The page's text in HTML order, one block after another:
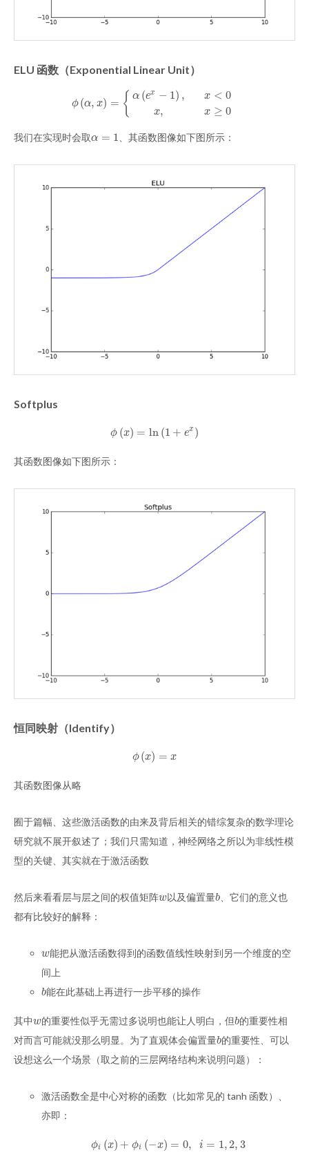
ELU 函数（Exponential Linear Unit）
ϕ (α, x) = { α (ex − 1 ) ,
x,
x < 0
x ≥ 0
ϕ(α ,x) ={ x <0x
我们在实现时会取α = 1
α= 1 、其函数图像如下图所示：
Softplus
ϕ (x) = ln (1 + ex )
ϕ( x)= ln(1+ ex)
其函数图像如下图所示：
恒同映射（Identify）
ϕ (x) = x
ϕ(x =x
其函数图像从略
囿于篇幅、这些激活函数的由来及背后相关的错综复杂的数学理论
研究就不展开叙述了；我们只需知道，神经网络之所以为非线性模
型的关键、其实就在于激活函数
然后来看看层与层之间的权值矩阵w
w以及偏置量b
b、它们的意义也
都有比较好的解释：
w
w能把从激活函数得到的函数值线性映射到另一个维度的空
间上
b
b能在此基础上再进行一步平移的操作
其中w
w的重要性似乎无需过多说明也能让人明白，但b
b的重要性相
对而言可能就没那么明显。为了直观体会偏置量b
b的重要性、可以
设想这么一个场景（取之前的三层网络结构来说明问题）：
激活函数全是中心对称的函数（比如常见的 tanh 函数）、
亦即：
ϕi (x) + ϕi (−x) = 0, i = 1, 2, 3
ϕi (x)+ϕi(−x) =0 i= 1,2,3